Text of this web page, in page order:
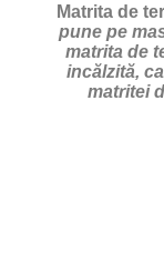
Matrita de
pune pe
matrita de
incălzită,
matritei